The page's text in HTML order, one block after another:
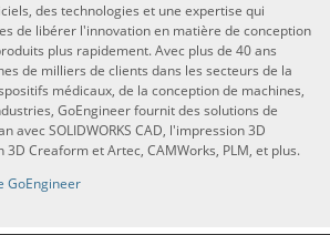
des technologies et une expertise qui
de libérer l'innovation en matière de conception
plus rapidement. Avec plus de 40 ans
de milliers de clients dans les secteurs de la
médicaux, de la conception de machines,
GoEngineer fournit des solutions de
avec SOLIDWORKS CAD, l'impression 3D
Creaform et Artec, CAMWorks, PLM, et plus.
GoEngineer